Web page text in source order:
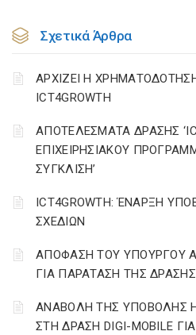
Σχετικά Άρθρα
ΑΡΧΙΖΕΙ Η
ICT4GROWTH
ΑΠΟΤΕΛΕΣΜΑΤΑ ΔΡΑΣΗΣ
ΕΠΙΧΕΙΡΗΣΙΑΚΟΥ
ΣΥΓΚΛΙΣΗ’
ICT4GROWTH: ΈΝΑΡΞΗ
ΣΧΕΔΙΩΝ
ΑΠΟΦΑΣΗ ΤΟΥ ΥΠΟΥΡΓΟΥ
ΓΙΑ ΠΑΡΑΤΑΣΗ ΤΗΣ ΔΡΑΣΗΣ
ΑΝΑΒΟΛΗ ΤΗΣ ΥΠΟΒΟΛΗΣ
ΣΤΗ ΔΡΑΣΗ DIGI-MOBILE